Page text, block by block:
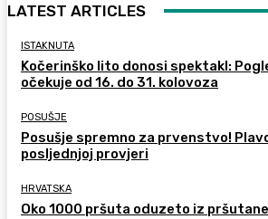
LATEST ARTICLES
ISTAKNUTA
Kočerinško lito donosi spektakl:
očekuje od 16. do 31. kolovoza
POSUŠJE
Posušje spremno za prvenstvo!
posljednjoj provjeri
HRVATSKA
Oko 1000 pršuta oduzeto iz pršutane